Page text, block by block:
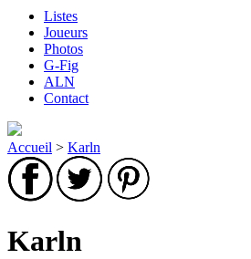
Listes
Joueurs
Photos
G-Fig
ALN
Contact
Accueil > Karln
Karln